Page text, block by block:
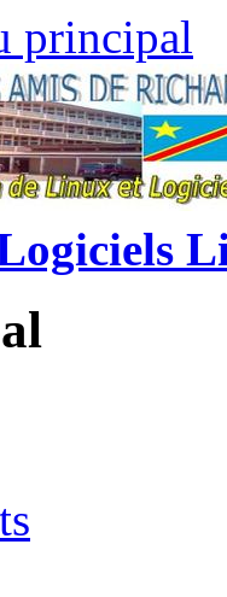
principal